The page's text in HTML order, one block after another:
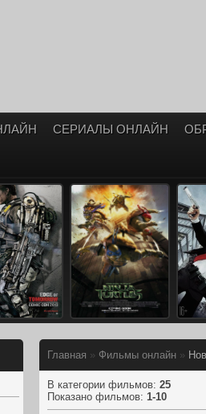
СЕРИАЛЫ ОНЛАЙН
Главная » Фильмы онлайн »
В категории фильмов: 25
Показано фильмов: 1-10